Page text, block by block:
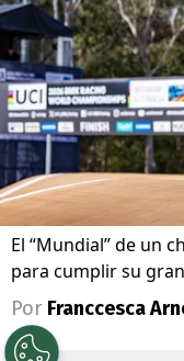
El “Mundial” de un
para cumplir su
Por Franccesca